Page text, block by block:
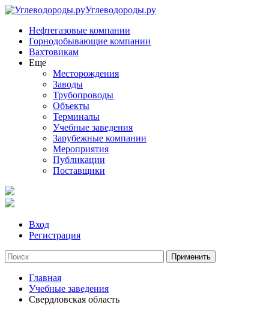
Углеводороды.ру
Нефтегазовые компании
Горнодобывающие компании
Вахтовикам
Еще
Месторождения
Заводы
Трубопроводы
Объекты
Терминалы
Учебные заведения
Зарубежные компании
Мероприятия
Публикации
Поставщики
Вход
Регистрация
Главная
Учебные заведения
Свердловская область